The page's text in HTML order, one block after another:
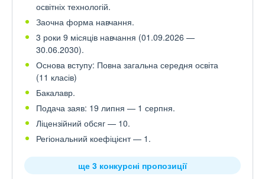
освітніх технологій.
Заочна форма навчання.
3 роки 9 місяців навчання (01.09.2026 —
30.06.2030).
Основа вступу: Повна загальна середня освіта
(11 класів)
Бакалавр.
Подача заяв: 19 липня — 1 серпня.
Ліцензійний обсяг — 10.
Регіональний коефіцієнт — 1.
ще 3 конкурсні пропозиції